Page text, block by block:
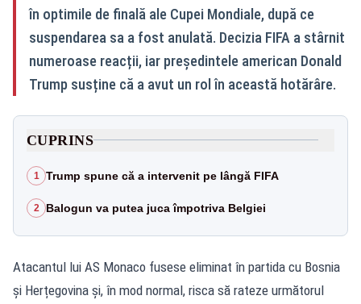
în optimile de finală ale Cupei Mondiale, după ce
suspendarea sa a fost anulată. Decizia FIFA a stârnit
numeroase reacții, iar președintele american Donald
Trump susține că a avut un rol în această hotărâre.
CUPRINS
1 Trump spune că a intervenit pe lângă FIFA
2 Balogun va putea juca împotriva Belgiei
Atacantul lui AS Monaco fusese eliminat în partida cu Bosnia
și Herțegovina și, în mod normal, risca să rateze următorul